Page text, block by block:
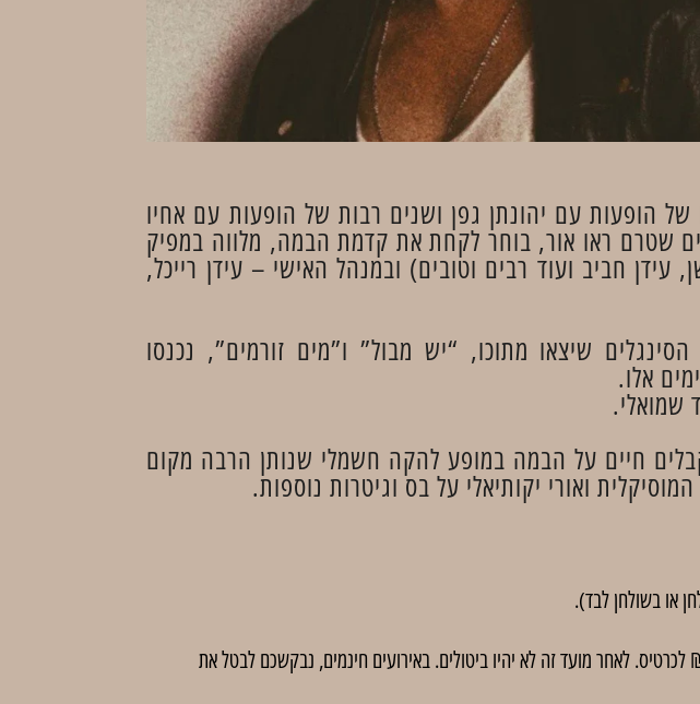
הופעות עם יהונתן גפן ושנים רבות של הופעות עם אחיו
של שירים שטרם ראו אור, בוחר לקחת את קדמת הבמה, מלווה במפיק
עידן חביב ועוד רבים וטובים) ובמנהל האישי – עידן רייכל,
שיצאו מתוכו, “יש מבול” ו”מים זורמים”, נכנסו
אלו.
שמואלי.
חיים על הבמה במופע להקה חשמלי שנותן הרבה מקום
ואורי יקותיאלי על בס וגיטרות נוספות.
או בשולחן לבד).
בתשלום, ניתן לבטל כרטיסים עד 48 שעות לפני קיום המופע, בכפוף לדמי ביטול בסך 5 ₪ לכרטיס. לאחר מועד זה לא יהיו ביטולים. באירועים חינמים, נבקשכם לבטל את